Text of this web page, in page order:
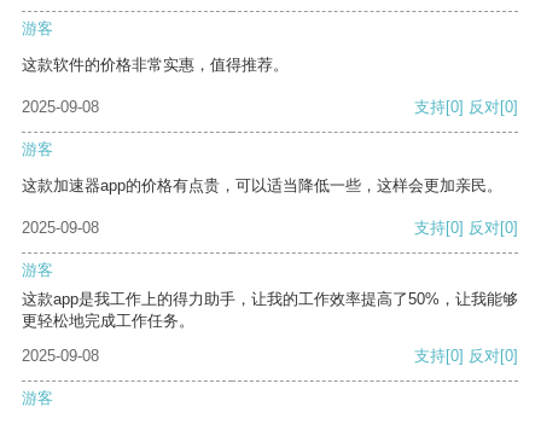
游客
这款软件的价格非常实惠，值得推荐。
2025-09-08 支持[0] 反对[0]
游客
这款加速器app的价格有点贵，可以适当降低一些，这样会更加亲民。
2025-09-08 支持[0] 反对[0]
游客
这款app是我工作上的得力助手，让我的工作效率提高了50%，让我能够
更轻松地完成工作任务。
2025-09-08
支持[0] 反对[0]
游客